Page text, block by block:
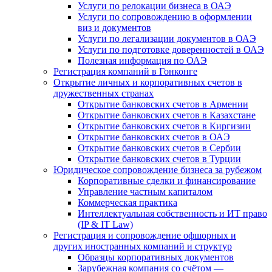
Услуги по релокации бизнеса в ОАЭ
Услуги по сопровождению в оформлении
виз и документов
Услуги по легализации документов в ОАЭ
Услуги по подготовке доверенностей в ОАЭ
Полезная информация по ОАЭ
Регистрация компаний в Гонконге
Открытие личных и корпоративных счетов в
дружественных странах
Открытие банковских счетов в Армении
Открытие банковских счетов в Казахстане
Открытие банковских счетов в Киргизии
Открытие банковских счетов в ОАЭ
Открытие банковских счетов в Сербии
Открытие банковских счетов в Турции
Юридическое сопровождение бизнеса за рубежом
Корпоративные сделки и финансирование
Управление частным капиталом
Коммерческая практика
Интеллектуальная собственность и ИТ право
(IP & IT Law)
Регистрация и сопровождение офшорных и
других иностранных компаний и структур
Образцы корпоративных документов
Зарубежная компания со счётом —